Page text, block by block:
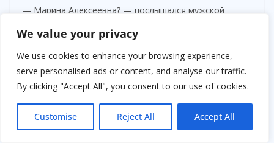
We value your privacy
We use cookies to enhance your browsing experience,
serve personalised ads or content, and analyse our traffic.
By clicking "Accept All", you consent to our use of cookies.
Customise Reject All Accept All
— Марина Алексеевна? — послышался мужской
интересно узнать кое-что про Кристину.
Она насторожилась.
— Три года назад она жила с моим братом. Всё было